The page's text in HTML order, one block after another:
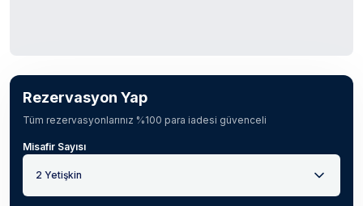
Rezervasyon Yap
Tüm rezervasyonlarınız %100 para iadesi güvenceli
Misafir Sayısı
2 Yetişkin